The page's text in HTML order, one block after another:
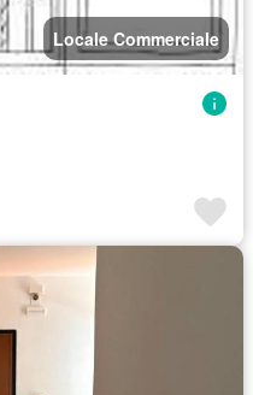
Locale Commerciale